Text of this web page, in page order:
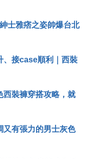
士雅痞之姿帥爆台北
、接case順利｜西裝
西裝褲穿搭攻略，就
又有張力的男士灰色